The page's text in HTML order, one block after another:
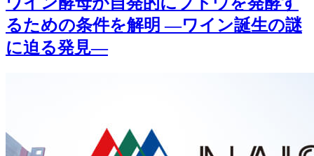
るための条件を解明 ―ワイン誕生の謎
に迫る発見―